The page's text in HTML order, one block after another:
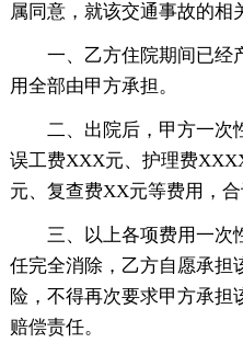
属同意，就该交通事故的相
一、乙方住院期间已经
用全部由甲方承担。
二、出院后，甲方一次
误工费XXX元、护理费
元、复查费XX元等费用，合
三、以上各项费用一次
任完全消除，乙方自愿承担
险，不得再次要求甲方承担
赔偿责任。